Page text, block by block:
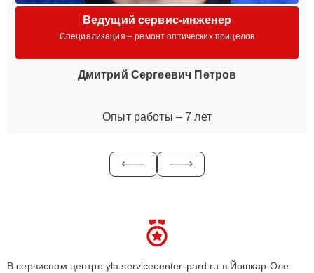
Ведущий сервис-инженер
Специализация – ремонт оптических прицелов
Дмитрий Сергеевич Петров
Опыт работы – 7 лет
В сервисном центре yla.servicecenter-pard.ru в Йошкар-Оле